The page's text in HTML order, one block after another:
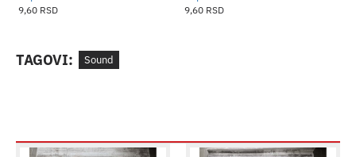
9,60 RSD 9,60 RSD
TAGOVI: Sound